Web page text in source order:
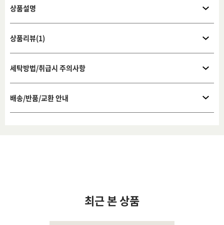
상품설명
상품리뷰(1)
세탁방법/취급시 주의사항
배송/반품/교환 안내
최근 본 상품